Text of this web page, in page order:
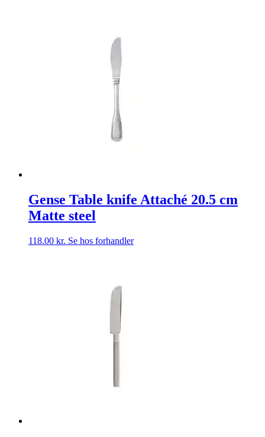
Gense Table knife Attaché 20.5 cm
Matte steel
118.00 kr. Se hos forhandler